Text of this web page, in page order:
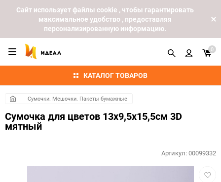
Cайт использует файлы cookie , чтобы гарантировать
максимальное удобство , предоставляя
персонализированную информацию.
КАТАЛОГ ТОВАРОВ
0
Сумочки. Мешочки. Пакеты бумажные
Сумочка для цветов 13х9,5х15,5см 3D
мятный
Артикул:00099332